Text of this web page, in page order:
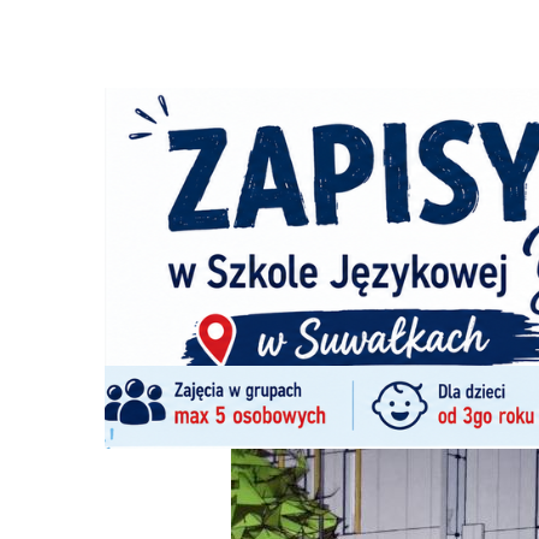
Ścieżka
nawigacyjna
Strona główna
Wniosek
Z ŻYCIA MIASTA 08/01/2025 / 8 Komentarzy
Wniosek o 40 mln zł na dofinansowanie